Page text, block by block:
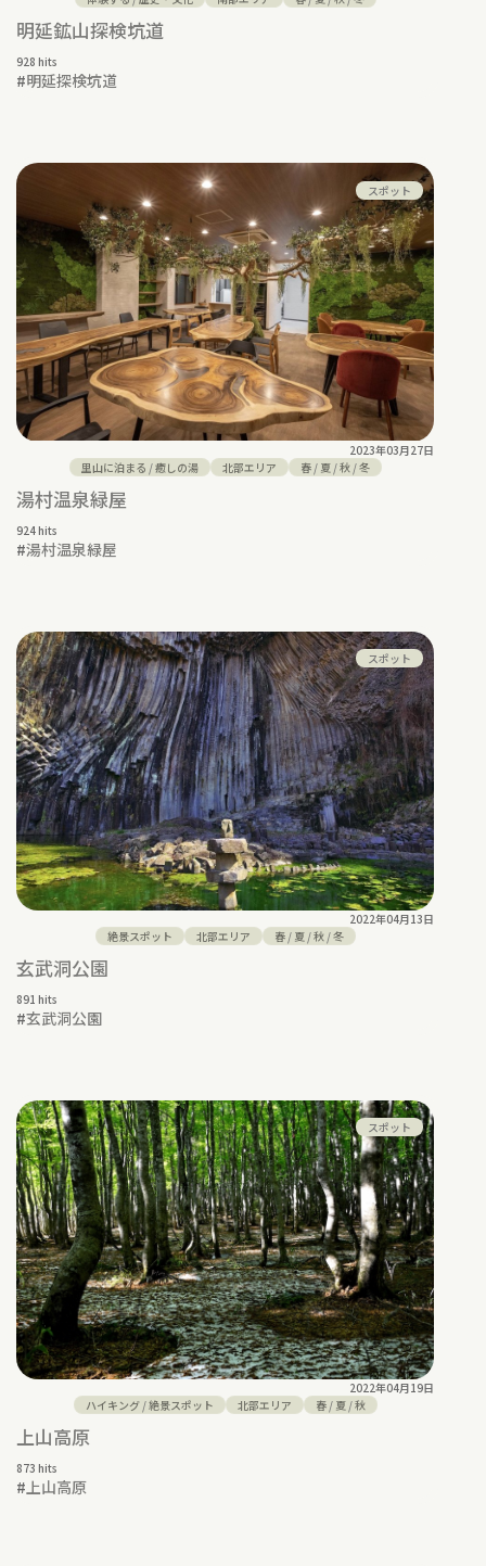
明延鉱山探検坑道
928 hits
#明延探検坑道
スポット
2023年03月27日
里山に泊まる /癒しの湯 北部エリア 春/ 夏/秋/冬
湯村温泉緑屋
924 hits
#湯村温泉緑屋
スポット
2022年04月13日
絶景スポット
北部エリア 春/ 夏/秋/冬
玄武洞公園
891 hits
#玄武洞公園
スポット
2022年04月19日
ハイキング/絶景スポット 北部エリア 春/ 夏/秋
上山高原
873 hits
# 上山高原